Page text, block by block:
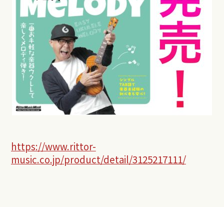
https://www.rittor-
music.co.jp/product/detail/3125217111/